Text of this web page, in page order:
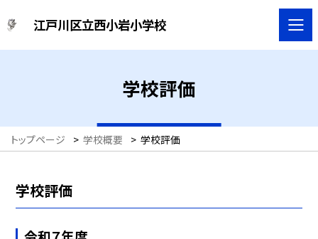
江戸川区立西小岩小学校
学校評価
トップページ > 学校概要 > 学校評価
学校評価